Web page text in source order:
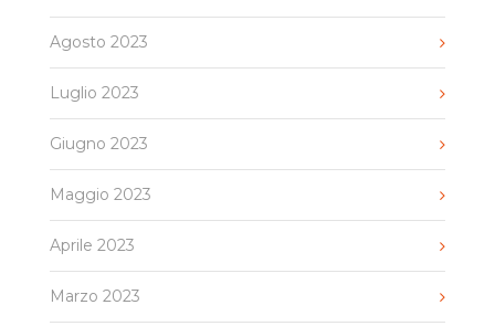
Agosto 2023
Luglio 2023
Giugno 2023
Maggio 2023
Aprile 2023
Marzo 2023